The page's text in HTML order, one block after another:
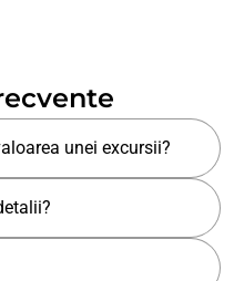
unei excursii?